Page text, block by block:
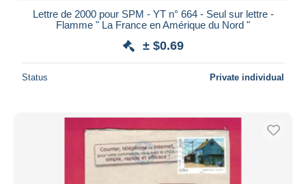
Lettre de 2000 pour SPM - YT n° 664 - Seul sur lettre -
Flamme " La France en Amérique du Nord "
± $0.69
Status Private individual